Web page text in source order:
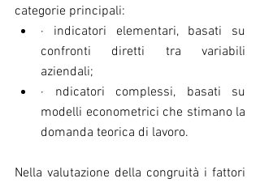
categorie principali:
· indicatori elementari, basati su
confronti diretti tra variabili
aziendali;
· ndicatori complessi, basati su
modelli econometrici che stimano la
domanda teorica di lavoro.
Nella valutazione della congruità i fattori